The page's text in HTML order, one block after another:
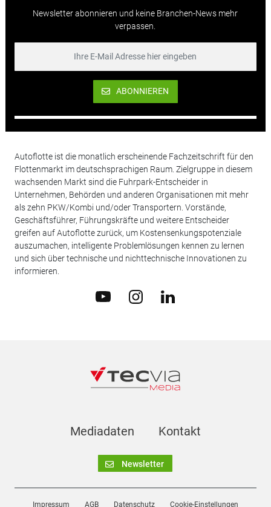
Newsletter abonnieren und keine Branchen-News mehr
verpassen.
ABONNIEREN
Autoflotte ist die monatlich erscheinende Fachzeitschrift für den
Flottenmarkt im deutschsprachigen Raum. Zielgruppe in diesem
wachsenden Markt sind die Fuhrpark-Entscheider in
Unternehmen, Behörden und anderen Organisationen mit mehr
als zehn PKW/Kombi und/oder Transportern. Vorstände,
Geschäftsführer, Führungskräfte und weitere Entscheider
greifen auf Autoflotte zurück, um Kostensenkungspotenziale
auszumachen, intelligente Problemlösungen kennen zu lernen
und sich über technische und nichttechnische Innovationen zu
informieren.
Mediadaten Kontakt
Newsletter
Impressum AGB Datenschutz Cookie-Einstellungen